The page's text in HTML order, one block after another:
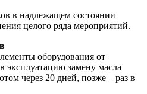
в надлежащем состоянии
целого ряда мероприятий.
оборудования от
эксплуатацию замену масла
через 20 дней, позже – раз в